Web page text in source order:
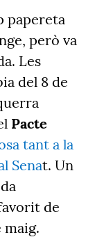
papereta
però va
Les
del 8 de
Pacte
tant a la
Senat. Un
de
maig.